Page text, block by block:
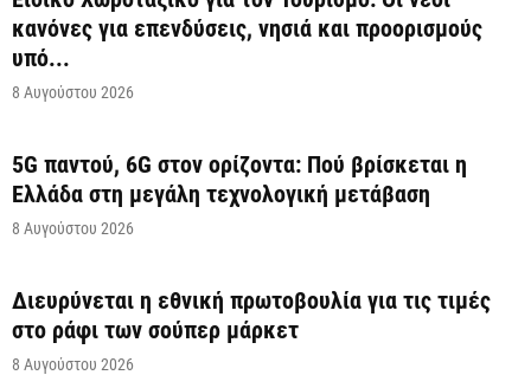
κανόνες για επενδύσεις, νησιά και προορισμούς
υπό...
8 Αυγούστου 2026
5G παντού, 6G στον ορίζοντα: Πού βρίσκεται η
Ελλάδα στη μεγάλη τεχνολογική μετάβαση
8 Αυγούστου 2026
Διευρύνεται η εθνική πρωτοβουλία για τις τιμές
στο ράφι των σούπερ μάρκετ
8 Αυγούστου 2026